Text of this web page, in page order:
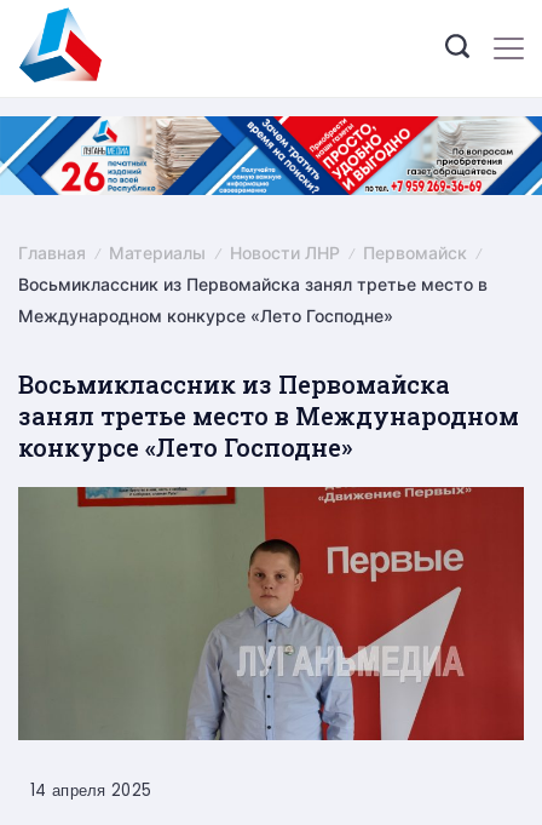
content
Главная Материалы Новости ЛНР
Первомайск
Восьмиклассник из Первомайска занял третье место в
Международном конкурсе «Лето Господне»
Восьмиклассник из Первомайска
занял третье место в Международном
конкурсе «Лето Господне»
14 апреля 2025